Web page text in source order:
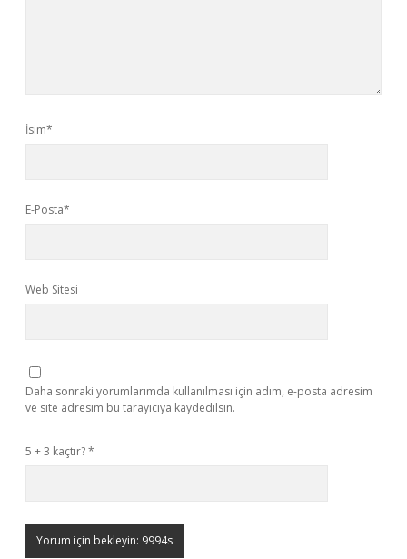
İsim*
E-Posta*
Web Sitesi
Daha sonraki yorumlarımda kullanılması için adım, e-posta adresim
ve site adresim bu tarayıcıya kaydedilsin.
5 + 3 kaçtır?*